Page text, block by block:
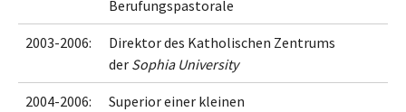
Berufungspastorale
2003-2006:
Direktor des Katholischen Zentrums
der Sophia University
2004-2006:
Superior einer kleinen